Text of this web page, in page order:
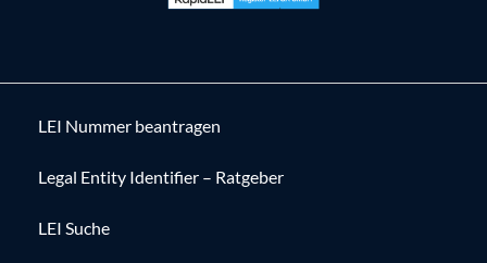
LEI Nummer beantragen
Legal Entity Identifier – Ratgeber
LEI Suche